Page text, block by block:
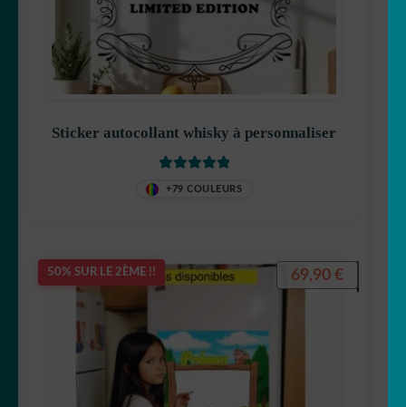
Sticker autocollant whisky à personnaliser
+79 COULEURS
50% SUR LE 2ÈME !! 69,90 €